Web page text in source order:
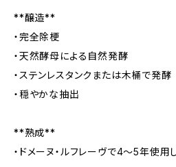
**醸造**
・完全除梗
・天然酵母による自然発酵
・ステンレスタンクまたは木桶で発酵
・穏やかな抽出
**熟成**
・ドメーヌ・ルフレーヴで4〜5年使